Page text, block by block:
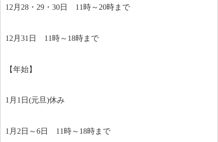
12月28・29・30日 11時～20時まで
12月31日 11時～18時まで
【年始】
1月1日(元旦)休み
1月2日～6日 11時～18時まで